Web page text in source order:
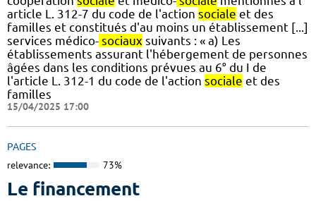
article L. 312-7 du code de l'action sociale et des
familles et constitués d'au moins un établissement [...]
services médico- sociaux suivants : « a) Les
établissements assurant l'hébergement de personnes
âgées dans les conditions prévues au 6° du I de
l'article L. 312-1 du code de l'action sociale et des
familles
15/04/2025 17:00
PAGES
relevance: 73%
Le financement